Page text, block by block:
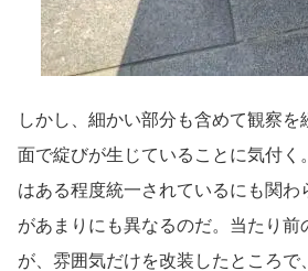
しかし、細かい部分も含めて観察を
面で綻びが生じていることに気付く
はある程度統一されているにも関わ
があまりにも異なるのだ。当たり前
が、雰囲気だけを改装したところで